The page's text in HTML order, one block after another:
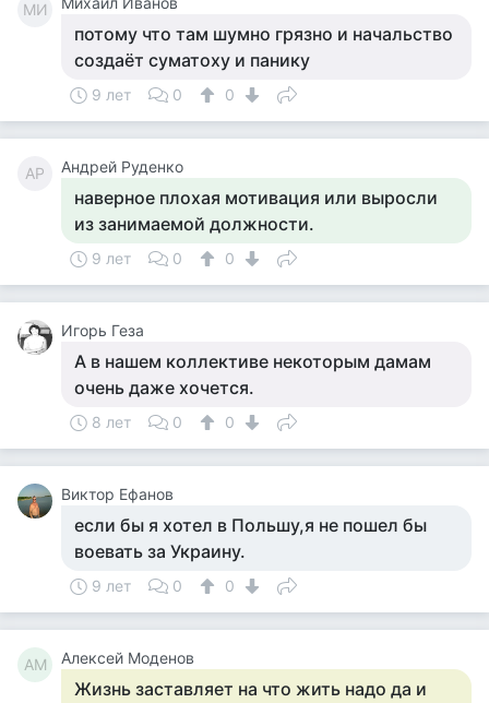
МИ
потому что там шумно грязно и начальство
создаёт суматоху и панику
9 лет 0 0
АР Андрей Руденко
наверное плохая мотивация или выросли
из занимаемой должности.
9 лет 0 0
Игорь Геза
А в нашем коллективе некоторым дамам
очень даже хочется.
8 лет 0 0
Виктор Ефанов
если бы я хотел в Польшу,я не пошел бы
воевать за Украину.
9 лет 0 0
АМ Алексей Моденов
Жизнь заставляет на что жить надо да и